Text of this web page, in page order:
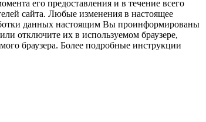
его предоставления и в течение всего
сайта. Любые изменения в настоящее
данных настоящим Вы проинформированы
отключите их в используемом браузере,
браузера. Более подробные инструкции